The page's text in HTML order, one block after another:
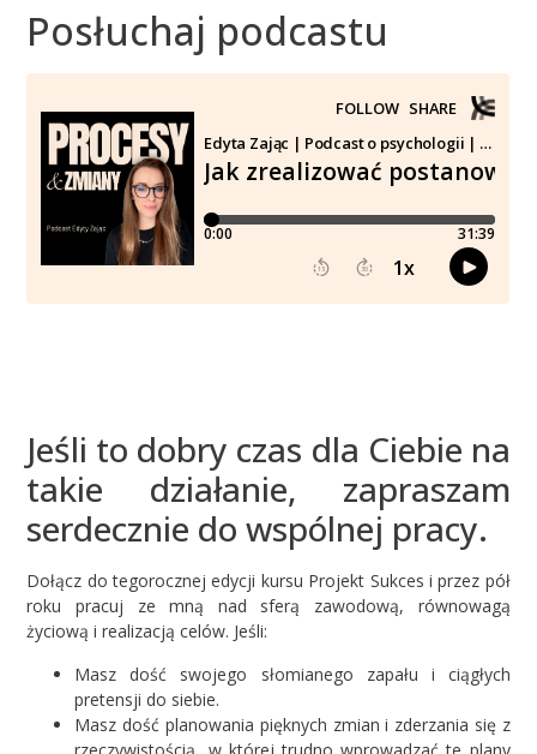
Posłuchaj podcastu
Jeśli to dobry czas dla Ciebie na
takie działanie, zapraszam
serdecznie do wspólnej pracy.
Dołącz do tegorocznej edycji kursu Projekt Sukces i przez pół
roku pracuj ze mną nad sferą zawodową, równowagą
życiową i realizacją celów. Jeśli:
Masz dość swojego słomianego zapału i ciągłych
pretensji do siebie.
Masz dość planowania pięknych zmian i zderzania się z